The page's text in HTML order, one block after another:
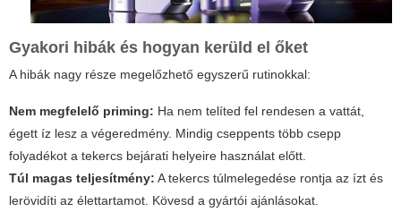
Gyakori hibák és hogyan kerüld el őket
A hibák nagy része megelőzhető egyszerű rutinokkal:
Nem megfelelő priming: Ha nem telíted fel rendesen a vattát,
égett íz lesz a végeredmény. Mindig cseppents több csepp
folyadékot a tekercs bejárati helyeire használat előtt.
Túl magas teljesítmény: A tekercs túlmelegedése rontja az ízt és
lerövidíti az élettartamot. Kövesd a gyártói ajánlásokat.